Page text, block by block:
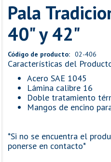
Pala
40" y 42"
Código de producto: 02-406
Características del
Acero SAE 1045
Lámina calibre 16
Doble tratamiento
Mangos de encino
*Si no se encuentra el
ponerse en contacto*